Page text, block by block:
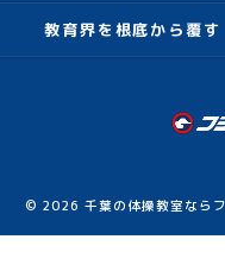
教育界を根底から覆す
© 2026 千葉の体操教室ならフ